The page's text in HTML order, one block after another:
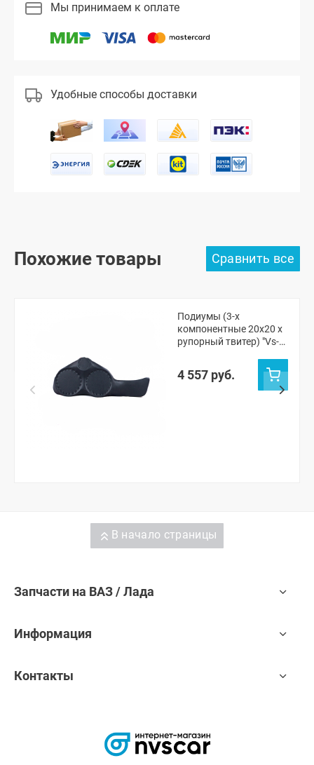
Мы принимаем к оплате
Удобные способы доставки
Похожие товары
Подиумы (3-х
компонентные 20x20 x
рупорный твитер) "Vs-
Нива Тревел
4 557 руб.
В начало страницы
Запчасти на ВАЗ / Лада
Информация
Контакты